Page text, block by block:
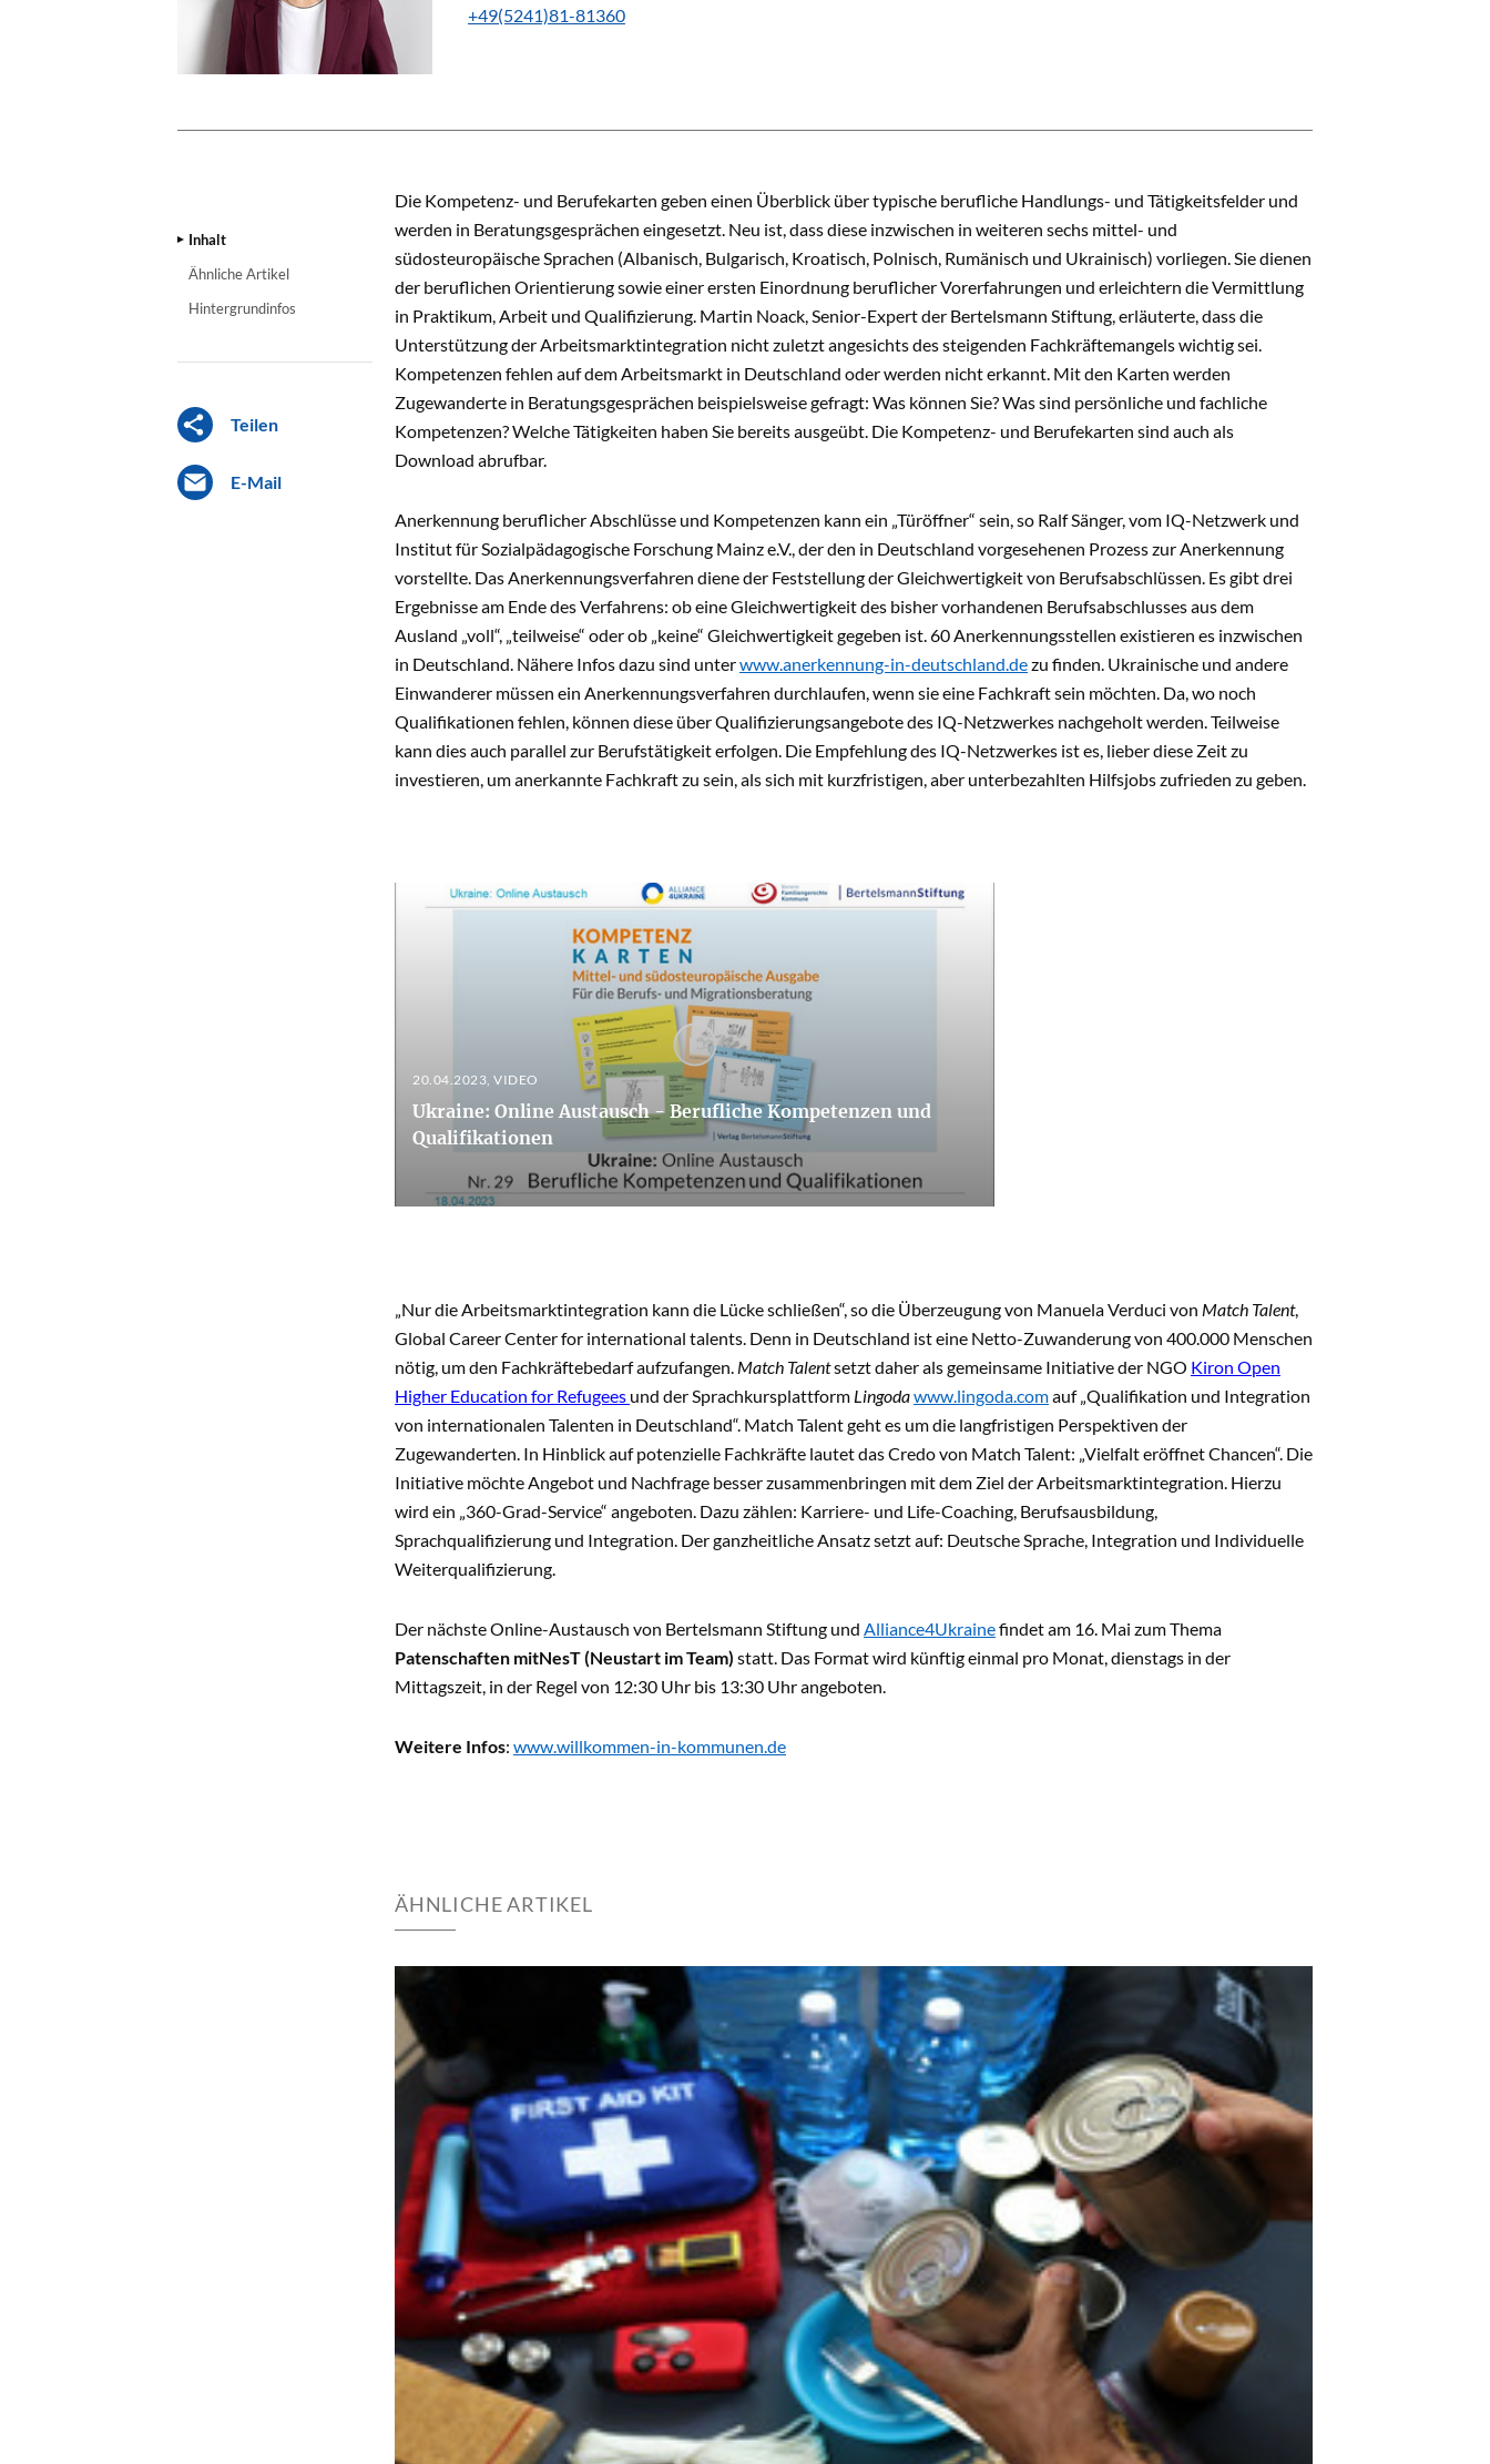
+49(5241)81-81360
Inhalt
Ähnliche Artikel
Hintergrundinfos
Teilen
E-Mail
INHALT
Die Kompetenz- und Berufekarten geben einen Überblick über typische berufliche Handlungs- und Tätigkeitsfelder und
werden in Beratungsgesprächen eingesetzt. Neu ist, dass diese inzwischen in weiteren sechs mittel- und
südosteuropäische Sprachen (Albanisch, Bulgarisch, Kroatisch, Polnisch, Rumänisch und Ukrainisch) vorliegen. Sie dienen
der beruflichen Orientierung sowie einer ersten Einordnung beruflicher Vorerfahrungen und erleichtern die Vermittlung
in Praktikum, Arbeit und Qualifizierung. Martin Noack, Senior-Expert der Bertelsmann Stiftung, erläuterte, dass die
Unterstützung der Arbeitsmarktintegration nicht zuletzt angesichts des steigenden Fachkräftemangels wichtig sei.
Kompetenzen fehlen auf dem Arbeitsmarkt in Deutschland oder werden nicht erkannt. Mit den Karten werden
Zugewanderte in Beratungsgesprächen beispielsweise gefragt: Was können Sie? Was sind persönliche und fachliche
Kompetenzen? Welche Tätigkeiten haben Sie bereits ausgeübt. Die Kompetenz- und Berufekarten sind auch als
Download abrufbar.
Anerkennung beruflicher Abschlüsse und Kompetenzen kann ein „Türöffner“ sein, so Ralf Sänger, vom IQ-Netzwerk und
Institut für Sozialpädagogische Forschung Mainz e.V., der den in Deutschland vorgesehenen Prozess zur Anerkennung
vorstellte. Das Anerkennungsverfahren diene der Feststellung der Gleichwertigkeit von Berufsabschlüssen. Es gibt drei
Ergebnisse am Ende des Verfahrens: ob eine Gleichwertigkeit des bisher vorhandenen Berufsabschlusses aus dem
Ausland „voll“, „teilweise“ oder ob „keine“ Gleichwertigkeit gegeben ist. 60 Anerkennungsstellen existieren es inzwischen
in Deutschland. Nähere Infos dazu sind unterwww.anerkennung-in-deutschland.dezu finden. Ukrainische und andere
Einwanderer müssen ein Anerkennungsverfahren durchlaufen, wenn sie eine Fachkraft sein möchten. Da, wo noch
Qualifikationen fehlen, können diese über Qualifizierungsangebote des IQ-Netzwerkes nachgeholt werden. Teilweise
kann dies auch parallel zur Berufstätigkeit erfolgen. Die Empfehlung des IQ-Netzwerkes ist es, lieber diese Zeit zu
investieren, um anerkannte Fachkraft zu sein, als sich mit kurzfristigen, aber unterbezahlten Hilfsjobs zufrieden zu geben.
20.04.2023, VIDEO
Ukraine: Online Austausch - Berufliche Kompetenzen und
Qualifikationen
„Nur die Arbeitsmarktintegration kann die Lücke schließen“, so die Überzeugung von Manuela Verduci von Match Talent,
Global Career Center for international talents. Denn in Deutschland ist eine Netto-Zuwanderung von 400.000 Menschen
nötig, um den Fachkräftebedarf aufzufangen. Match Talentsetzt daher als gemeinsame Initiative der NGO Kiron Open
Higher Education for Refugees und der Sprachkursplattform Lingodawww.lingoda.comauf „Qualifikation und Integration
von internationalen Talenten in Deutschland“. Match Talent geht es um die langfristigen Perspektiven der
Zugewanderten. In Hinblick auf potenzielle Fachkräfte lautet das Credo von Match Talent: „Vielfalt eröffnet Chancen“. Die
Initiative möchte Angebot und Nachfrage besser zusammenbringen mit dem Ziel der Arbeitsmarktintegration. Hierzu
wird ein „360-Grad-Service“ angeboten. Dazu zählen: Karriere- und Life-Coaching, Berufsausbildung,
Sprachqualifizierung und Integration. Der ganzheitliche Ansatz setzt auf: Deutsche Sprache, Integration und Individuelle
Weiterqualifizierung.
Der nächste Online-Austausch von Bertelsmann Stiftung und Alliance4Ukrainefindet am 16. Mai zum Thema
Patenschaften mitNesT (Neustart im Team) statt. Das Format wird künftig einmal pro Monat, dienstags in der
Mittagszeit, in der Regel von 12:30 Uhr bis 13:30 Uhr angeboten.
Weitere Infos: www.willkommen-in-kommunen.de
ÄHNLICHE ARTIKEL